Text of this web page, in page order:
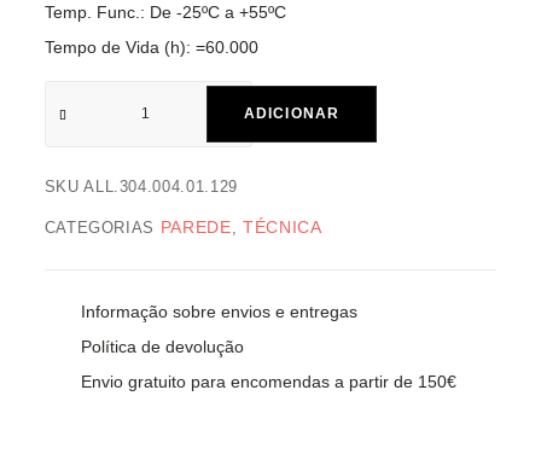
Temp. Func.: De -25ºC a +55ºC
Tempo de Vida (h): =60.000
ADICIONAR
SKUALL.304.004.01.129
CATEGORIAS PAREDE TÉCNICA
Informação sobre envios e entregas
Política de devolução
Envio gratuito para encomendas a partir de 150€